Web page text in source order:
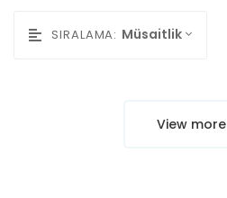
SIRALAMA: Müsaitlik
View more